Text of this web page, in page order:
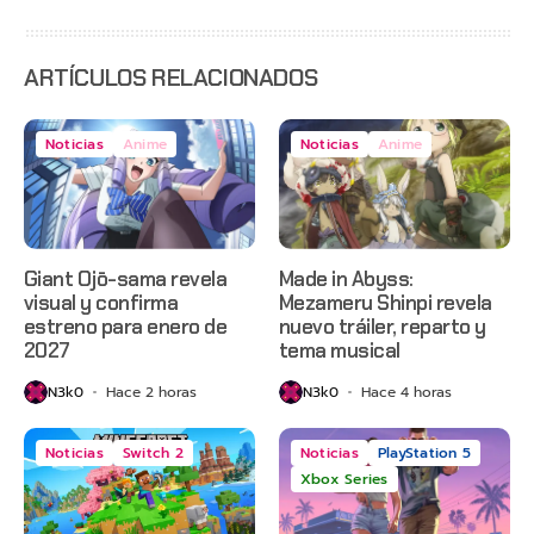
ARTÍCULOS RELACIONADOS
Noticias Anime
Giant Ojō-sama revela
visual y confirma
estreno para enero de
2027
N3k0 Hace 2 horas
Noticias Anime
Made in Abyss:
Mezameru Shinpi revela
nuevo tráiler, reparto y
tema musical
N3k0 Hace 4 horas
Noticias Switch 2 Noticias
PlayStation 5
Xbox Series